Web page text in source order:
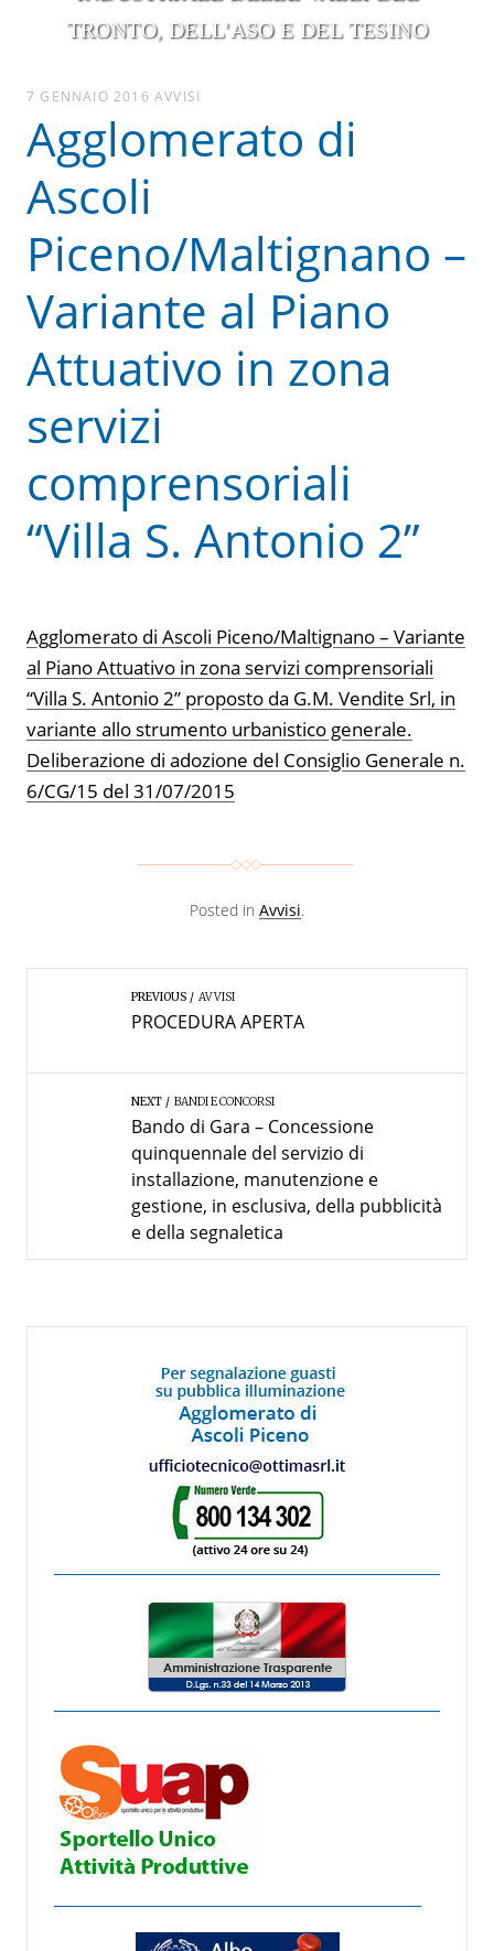
TRONTO, DELL'ASO E DEL TESINO
7 GENNAIO 2016 AVVISI
Agglomerato di
Ascoli
Piceno/Maltignano –
Variante al Piano
Attuativo in zona
servizi
comprensoriali
“Villa S. Antonio 2”
Agglomerato di Ascoli Piceno/Maltignano – Variante
al Piano Attuativo in zona servizi comprensoriali
“Villa S. Antonio 2” proposto da G.M. Vendite Srl, in
variante allo strumento urbanistico generale.
Deliberazione di adozione del Consiglio Generale n.
6/CG/15 del 31/07/2015
Posted in Avvisi.
PREVIOUS AVVISI
PROCEDURA APERTA
NEXT BANDI E CONCORSI
Bando di Gara – Concessione
quinquennale del servizio di
installazione, manutenzione e
gestione, in esclusiva, della pubblicità
e della segnaletica